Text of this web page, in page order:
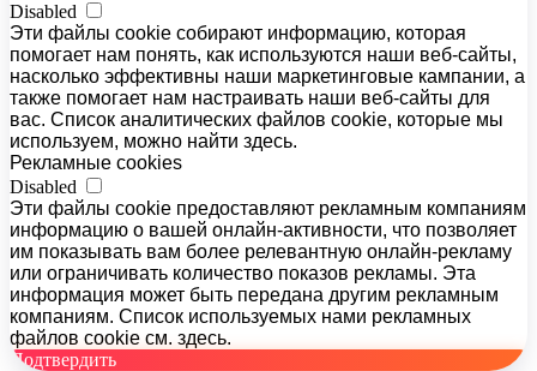
Disabled
Эти файлы cookie собирают информацию, которая
помогает нам понять, как используются наши веб-сайты,
насколько эффективны наши маркетинговые кампании, а
также помогает нам настраивать наши веб-сайты для
вас. Список аналитических файлов cookie, которые мы
используем, можно найти здесь.
Рекламные cookies
Disabled
Эти файлы cookie предоставляют рекламным компаниям
информацию о вашей онлайн-активности, что позволяет
им показывать вам более релевантную онлайн-рекламу
или ограничивать количество показов рекламы. Эта
информация может быть передана другим рекламным
компаниям. Список используемых нами рекламных
файлов cookie см. здесь.
Подтвердить